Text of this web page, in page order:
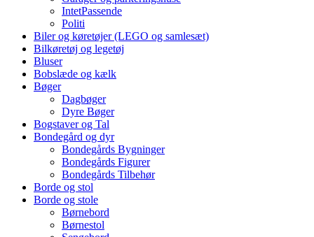
IntetPassende
Politi
Biler og køretøjer (LEGO og samlesæt)
Bilkøretøj og legetøj
Bluser
Bobslæde og kælk
Bøger
Dagbøger
Dyre Bøger
Bogstaver og Tal
Bondegård og dyr
Bondegårds Bygninger
Bondegårds Figurer
Bondegårds Tilbehør
Borde og stol
Borde og stole
Børnebord
Børnestol